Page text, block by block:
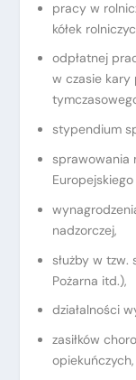
pracy w
kółek
odpłatnej
w czasie kary
stypendium
sprawowania
nadzorczej,
służby w tzw.
Pożarna itd.),
działalności
zasiłków
opiekuńczych,